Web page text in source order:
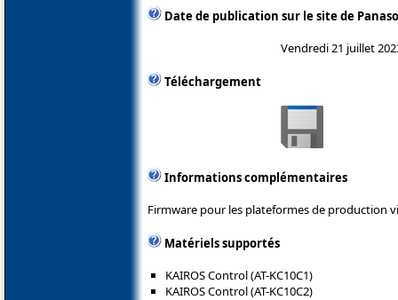
Date de publication sur le site de
Vendredi 21 juillet
Téléchargement
Informations complémentaires
Firmware pour les plateformes de production
Matériels supportés
KAIROS Control (AT-KC10C1)
KAIROS Control (AT-KC10C2)